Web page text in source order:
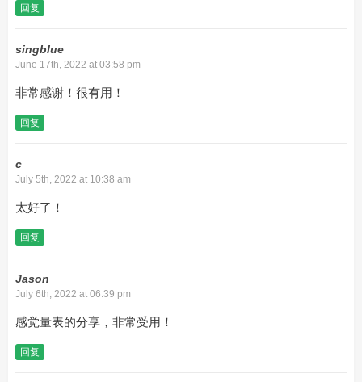
回复
singblue
June 17th, 2022 at 03:58 pm
非常感谢！很有用！
回复
c
July 5th, 2022 at 10:38 am
太好了！
回复
Jason
July 6th, 2022 at 06:39 pm
感觉量表的分享，非常受用！
回复